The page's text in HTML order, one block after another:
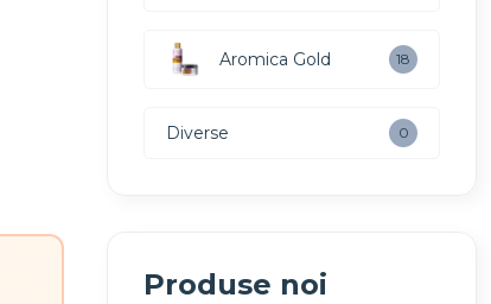
Aromica Gold 18
Diverse 0
Produse noi